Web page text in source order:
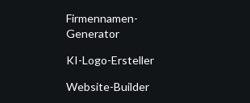
Firmennamen-
Generator
KI-Logo-Ersteller
Website-Builder